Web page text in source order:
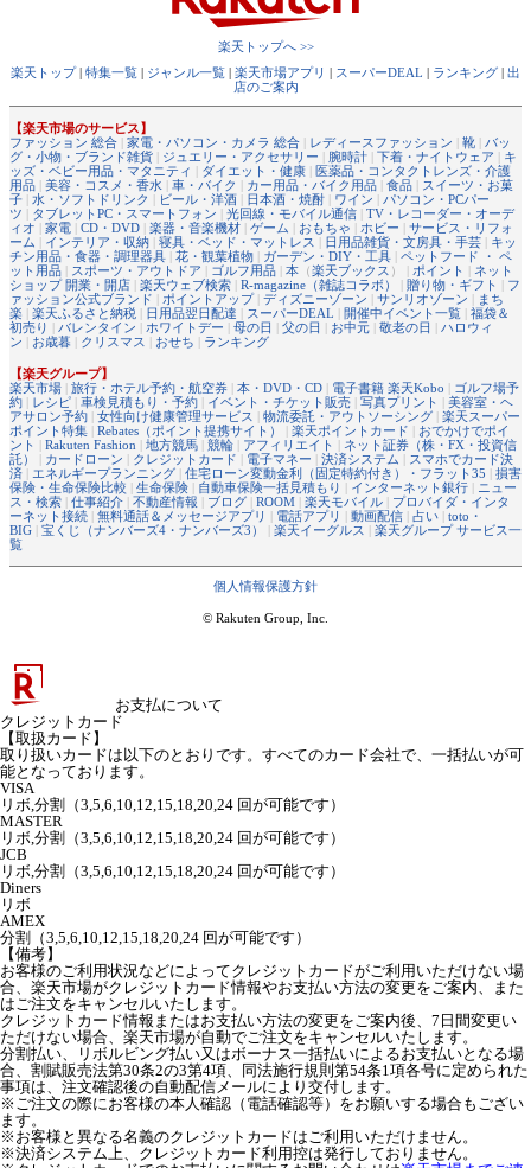
楽天トップへ >>
楽天トップ| 特集一覧 | ジャンル一覧 | 楽天市場アプリ | スーパーDEAL | ランキング | 出
店のご案内
【楽天市場のサービス】
ファッション 総合 | 家電・パソコン・カメラ 総合 | レディースファッション | 靴 | バッ
グ・小物・ブランド雑貨 | ジュエリー・アクセサリー | 腕時計 | 下着・ナイトウェア | キ
ッズ・ベビー用品・マタニティ | ダイエット・健康 | 医薬品・コンタクトレンズ・介護
用品 | 美容・コスメ・香水 | 車・バイク | カー用品・バイク用品 | 食品 | スイーツ・お菓
子 | 水・ソフトドリンク | ビール・洋酒 | 日本酒・焼酎 | ワイン | パソコン・PCパー
ツ | タブレットPC・スマートフォン | 光回線・モバイル通信 | TV・レコーダー・オーデ
ィオ | 家電 | CD・DVD | 楽器・音楽機材 | ゲーム | おもちゃ | ホビー | サービス・リフォ
ーム | インテリア・収納 | 寝具・ベッド・マットレス | 日用品雑貨・文房具・手芸 | キッ
チン用品・食器・調理器具 | 花・観葉植物 | ガーデン・DIY・工具 | ペットフード ・ ペ
ット用品 | スポーツ・アウトドア | ゴルフ用品 | 本 （楽天ブックス ） | ポイント | ネット
ショップ 開業・開店 | 楽天ウェブ検索 | R-magazine（雑誌コラボ） | 贈り物・ギフト | フ
ァッション公式ブランド | ポイントアップ| ディズニーゾーン | サンリオゾーン | まち
楽 | 楽天ふるさと納税 | 日用品翌日配達 | スーパーDEAL | 開催中イベント一覧 | 福袋＆
初売り | バレンタイン | ホワイトデー | 母の日 | 父の日 | お中元 | 敬老の日 | ハロウィ
ン | お歳暮 | クリスマス | おせち | ランキング
【楽天グループ】
楽天市場 | 旅行・ホテル予約・航空券 | 本・DVD・CD | 電子書籍 楽天Kobo | ゴルフ場予
約 | レシピ | 車検見積もり・予約 | イベント・チケット販売 | 写真プリント | 美容室・ヘ
アサロン予約 | 女性向け健康管理サービス | 物流委託・アウトソーシング | 楽天スーパー
ポイント特集 | Rebates（ポイント提携サイト） | 楽天ポイントカード | おでかけでポイ
ント | Rakuten Fashion | 地方競馬 | 競輪 | アフィリエイト | ネット証券（株・FX・投資信
託）
| カードローン | クレジットカード | 電子マネー | 決済システム | スマホでカード決
済 | エネルギープランニング | 住宅ローン変動金利（固定特約付き）・フラット35 | 損害
保険・生命保険比較 | 生命保険 | 自動車保険一括見積もり | インターネット銀行 | ニュー
ス・検索 | 仕事紹介 | 不動産情報 | ブログ | ROOM | 楽天モバイル | プロバイダ・インタ
ーネット接続 | 無料通話＆メッセージアプリ | 電話アプリ | 動画配信 | 占い | toto・
BIG | 宝くじ（ナンバーズ4・ナンバーズ3） | 楽天イーグルス | 楽天グループ サービス一
覧
個人情報保護方針
© Rakuten Group, Inc.
お支払について
クレジットカード
【取扱カード】
取り扱いカードは以下のとおりです。すべてのカード会社で、一括払いが可
能となっております。
VISA
リボ,分割（3,5,6,10,12,15,18,20,24 回が可能です）
MASTER
リボ,分割（3,5,6,10,12,15,18,20,24 回が可能です）
JCB
リボ,分割（3,5,6,10,12,15,18,20,24 回が可能です）
Diners
リボ
AMEX
分割（3,5,6,10,12,15,18,20,24 回が可能です）
【備考】
お客様のご利用状況などによってクレジットカードがご利用いただけない場
合、楽天市場がクレジットカード情報やお支払い方法の変更をご案内、また
はご注文をキャンセルいたします。
クレジットカード情報またはお支払い方法の変更をご案内後、7日間変更い
ただけない場合、楽天市場が自動でご注文をキャンセルいたします。
分割払い、リボルビング払い又はボーナス一括払いによるお支払いとなる場
合、割賦販売法第30条2の3第4項、同法施行規則第54条1項各号に定められた
事項は、注文確認後の自動配信メールにより交付します。
※ご注文の際にお客様の本人確認（電話確認等）をお願いする場合もござい
ます。
※お客様と異なる名義のクレジットカードはご利用いただけません。
※決済システム上、クレジットカード利用控は発行しておりません。